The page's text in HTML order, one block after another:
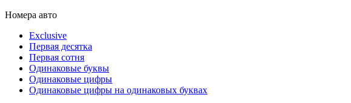
Номера авто
Exclusive
Первая десятка
Первая сотня
Одинаковые буквы
Одинаковые цифры
Одинаковые цифры на одинаковых буквах